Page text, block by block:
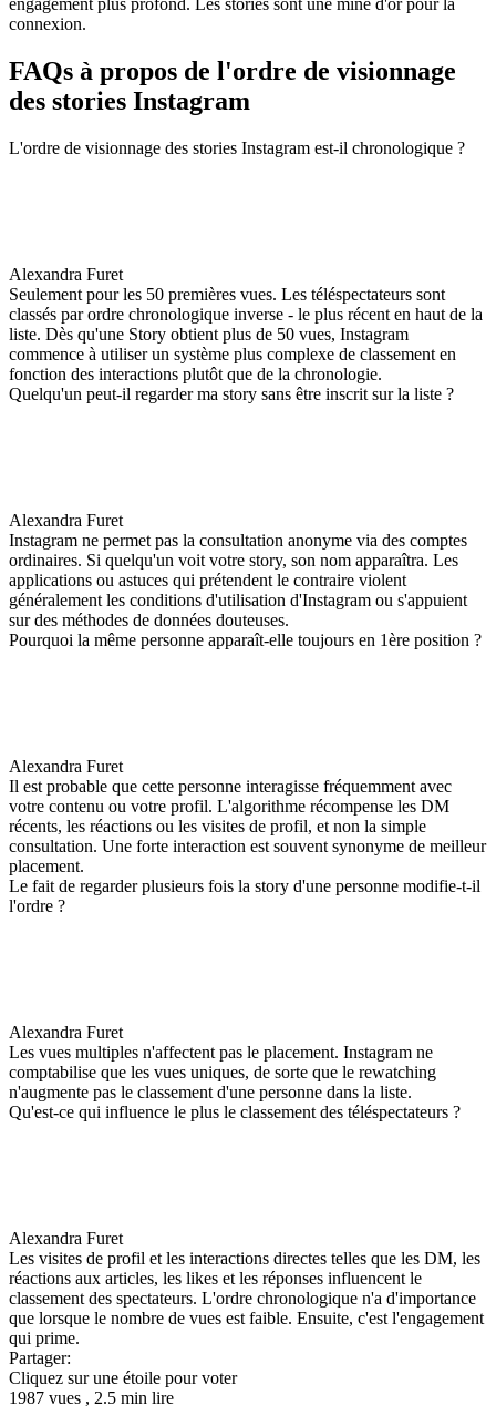
engagement plus profond. Les stories sont une mine d'or pour la
connexion.
FAQs à propos de l'ordre de visionnage
des stories Instagram
L'ordre de visionnage des stories Instagram est-il chronologique ?
Alexandra Furet
Seulement pour les 50 premières vues. Les téléspectateurs sont
classés par ordre chronologique inverse - le plus récent en haut de la
liste. Dès qu'une Story obtient plus de 50 vues, Instagram
commence à utiliser un système plus complexe de classement en
fonction des interactions plutôt que de la chronologie.
Quelqu'un peut-il regarder ma story sans être inscrit sur la liste ?
Alexandra Furet
Instagram ne permet pas la consultation anonyme via des comptes
ordinaires. Si quelqu'un voit votre story, son nom apparaîtra. Les
applications ou astuces qui prétendent le contraire violent
généralement les conditions d'utilisation d'Instagram ou s'appuient
sur des méthodes de données douteuses.
Pourquoi la même personne apparaît-elle toujours en 1ère position ?
Alexandra Furet
Il est probable que cette personne interagisse fréquemment avec
votre contenu ou votre profil. L'algorithme récompense les DM
récents, les réactions ou les visites de profil, et non la simple
consultation. Une forte interaction est souvent synonyme de meilleur
placement.
Le fait de regarder plusieurs fois la story d'une personne modifie-t-il
l'ordre ?
Alexandra Furet
Les vues multiples n'affectent pas le placement. Instagram ne
comptabilise que les vues uniques, de sorte que le rewatching
n'augmente pas le classement d'une personne dans la liste.
Qu'est-ce qui influence le plus le classement des téléspectateurs ?
Alexandra Furet
Les visites de profil et les interactions directes telles que les DM, les
réactions aux articles, les likes et les réponses influencent le
classement des spectateurs. L'ordre chronologique n'a d'importance
que lorsque le nombre de vues est faible. Ensuite, c'est l'engagement
qui prime.
Partager:
Cliquez sur une étoile pour voter
1987 vues , 2.5 min lire